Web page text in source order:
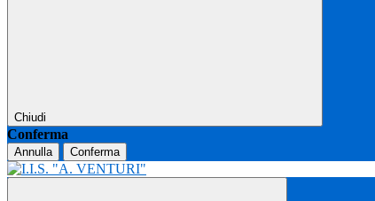
Chiudi
Conferma
Annulla Conferma